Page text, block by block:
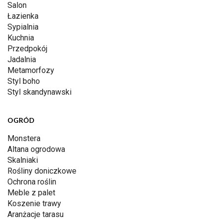
Salon
Łazienka
Sypialnia
Kuchnia
Przedpokój
Jadalnia
Metamorfozy
Styl boho
Styl skandynawski
OGRÓD
Monstera
Altana ogrodowa
Skalniaki
Rośliny doniczkowe
Ochrona roślin
Meble z palet
Koszenie trawy
Aranżacje tarasu